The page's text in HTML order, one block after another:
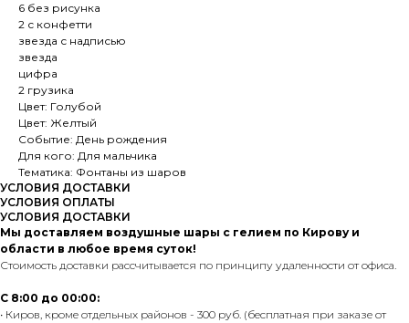
6 без рисунка
2 с конфетти
звезда с надписью
звезда
цифра
2 грузика
Цвет: Голубой
Цвет: Желтый
Событие: День рождения
Для кого: Для мальчика
Тематика: Фонтаны из шаров
УСЛОВИЯ ДОСТАВКИ
УСЛОВИЯ ОПЛАТЫ
УСЛОВИЯ ДОСТАВКИ
Мы доставляем воздушные шары с гелием по Кирову и
области в любое время суток!
Стоимость доставки рассчитывается по принципу удаленности от офиса.
С 8:00 до 00:00:
• Киров, кроме отдельных районов - 300 руб. (бесплатная при заказе от